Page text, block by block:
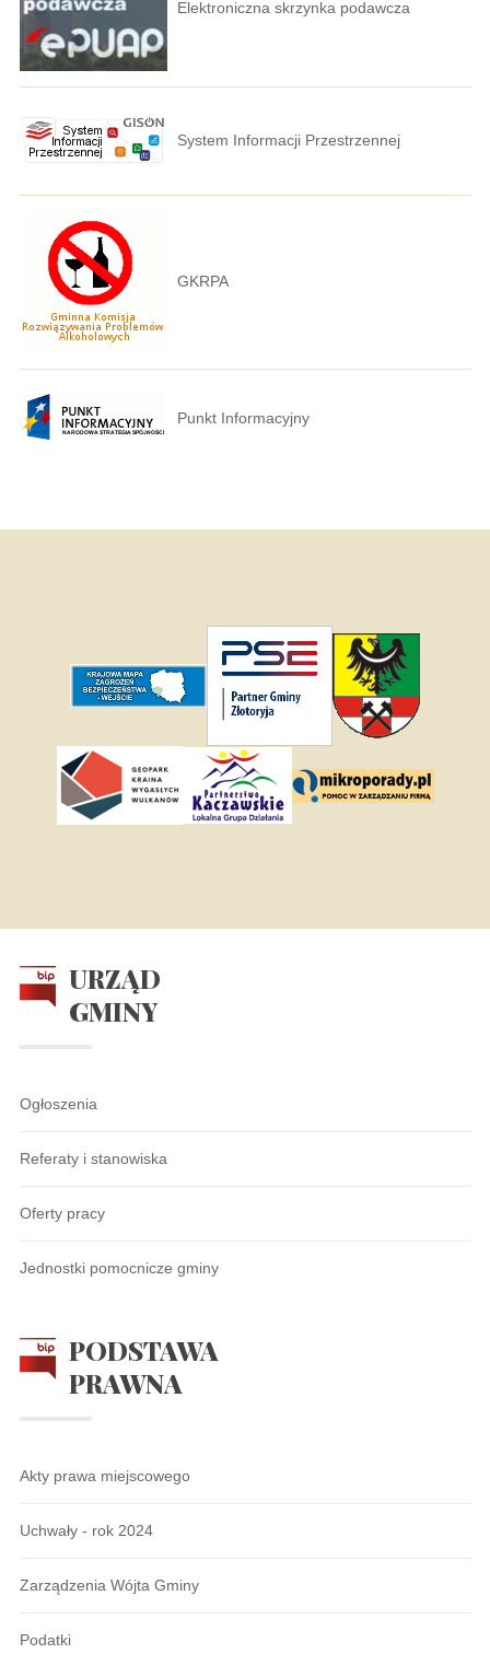
Elektroniczna skrzynka podawcza
System Informacji Przestrzennej
GKRPA
Punkt Informacyjny
URZĄD
GMINY
Ogłoszenia
Referaty i stanowiska
Oferty pracy
Jednostki pomocnicze gminy
PODSTAWA
PRAWNA
Akty prawa miejscowego
Uchwały - rok 2024
Zarządzenia Wójta Gminy
Podatki